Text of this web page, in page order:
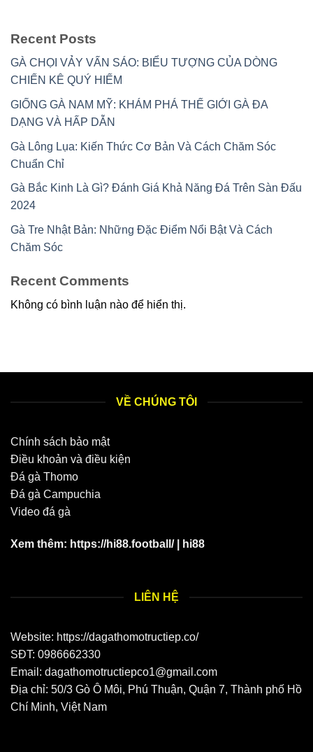
Recent Posts
GÀ CHỌI VẢY VẤN SÁO: BIỂU TƯỢNG CỦA DÒNG
CHIẾN KÊ QUÝ HIẾM
GIỐNG GÀ NAM MỸ: KHÁM PHÁ THẾ GIỚI GÀ ĐA
DẠNG VÀ HẤP DẪN
Gà Lông Lụa: Kiến Thức Cơ Bản Và Cách Chăm Sóc
Chuẩn Chỉ
Gà Bắc Kinh Là Gì? Đánh Giá Khả Năng Đá Trên Sàn Đấu
2024
Gà Tre Nhật Bản: Những Đặc Điểm Nổi Bật Và Cách
Chăm Sóc
Recent Comments
Không có bình luận nào để hiển thị.
VỀ CHÚNG TÔI
Chính sách bảo mật
Điều khoản và điều kiện
Đá gà Thomo
Đá gà Campuchia
Video đá gà
Xem thêm: https://hi88.football/| hi88
LIÊN HỆ
Website: https://dagathomotructiep.co/
SĐT: 0986662330
Email: dagathomotructiepco1@gmail.com
Địa chỉ: 50/3 Gò Ô Môi, Phú Thuận, Quận 7, Thành phố Hồ
Chí Minh, Việt Nam